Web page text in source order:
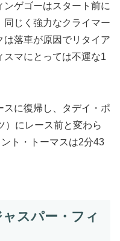
ゲゴーはスタート前に
同じく強力なクライマー
落車が原因でリタイア
スマにとっては不運な1
スに復帰し、タデイ・ポ
）にレース前と変わら
ト・トーマスは2分43
スパー・フィ